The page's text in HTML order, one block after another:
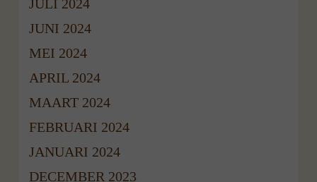
JULI 2024
JUNI 2024
MEI 2024
APRIL 2024
MAART 2024
FEBRUARI 2024
JANUARI 2024
DECEMBER 2023